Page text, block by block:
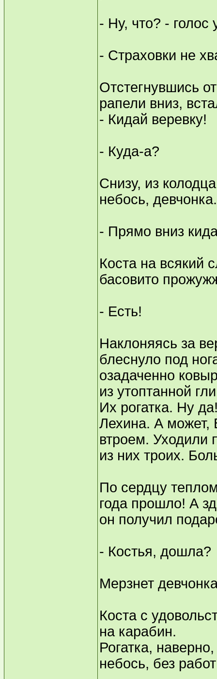
- Ну, что? - голос
- Страховки не
Отстегнувшись
рапели вниз,
- Кидай веревку!
- Куда-а?
Снизу, из
небось, девчонка.
- Прямо вниз
Коста на всякий
басовито
- Есть!
Наклоняясь за
блеснуло под
озадаченно
из утоптанной
Их рогатка. Ну
Лехина. А может,
втроем. Уходили
из них троих.
По сердцу
года прошло! А
он получил
- Костья, дошла?
Мерзнет
Коста с
на карабин.
Рогатка,
небось, без